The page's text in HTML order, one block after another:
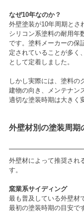
なぜ10年なのか？
外壁塗装が10年周期とさ
シリコン系塗料の耐用年
です。塗料メーカーの保
定されていることが多く
として定着しました。
しかし実際には、塗料の
建物の向き、メンテナン
適切な塗装時期は大きく
外壁材別の塗装周期
外壁材によって推奨され
す。
窯業系サイディング
最も普及している外壁材
最初の塗装時期の目安で